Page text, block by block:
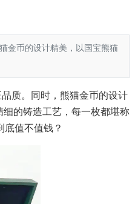
金币的设计精美，以国宝熊猫
质。同时，熊猫金币的设计
的铸造工艺，每一枚都堪称
值不值钱？